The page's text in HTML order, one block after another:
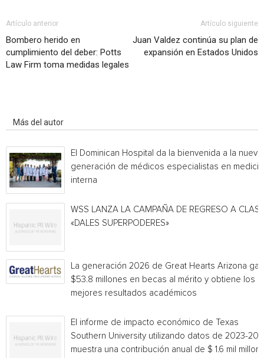
Artículo anterior
Bombero herido en
cumplimiento del deber: Potts
Law Firm toma medidas legales
Artículo siguiente
Juan Valdez continúa su plan de
expansión en Estados Unidos
Más del autor
El Dominican Hospital da la bienvenida a la nueva
generación de médicos especialistas en
interna
WSS LANZA LA CAMPAÑA DE REGRESO A
«DALES SUPERPODERES»
La generación 2026 de Great Hearts Arizona
$53.8 millones en becas al mérito y obtiene los
mejores resultados académicos
El informe de impacto económico de Texas
Southern University utilizando datos de 2023-
muestra una contribución anual de $ 1.6 mil